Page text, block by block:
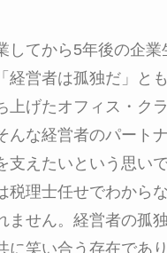
してから5年後の企業
経営者は孤独だ」と
上げたオフィス・ク
んな経営者のパート
支えたいという思い
税理士任せでわから
ません。経営者の孤
に笑い合う存在であ